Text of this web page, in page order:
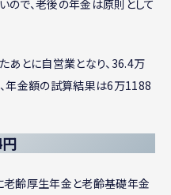
で、老後の年金は原則として
あとに自営業となり、36.4万
年金額の試算結果は6万1188
老齢厚生年金と老齢基礎年金